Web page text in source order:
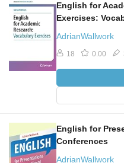
English for
Exercises:
AdrianWallwork
18 0.00
English for
Conferences
AdrianWallwork